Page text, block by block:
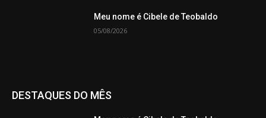
Meu nome é Cibele de Teobaldo
05/08/2026
DESTAQUES DO MÊS